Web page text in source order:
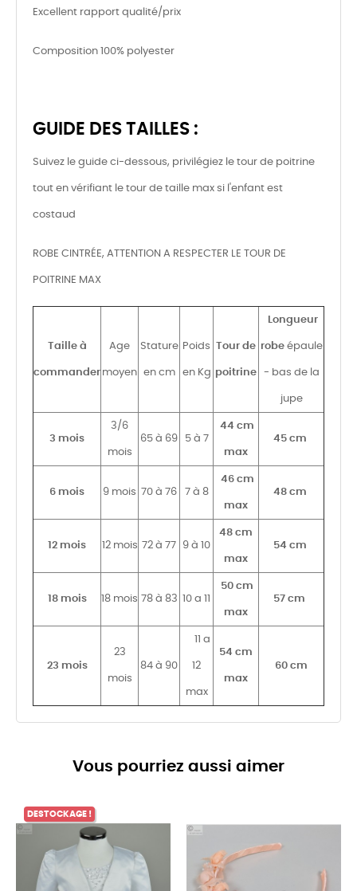
Excellent rapport qualité/prix
Composition 100% polyester
GUIDE DES TAILLES :
Suivez le guide ci-dessous, privilégiez le tour de poitrine
tout en vérifiant le tour de taille max si l'enfant est
costaud
ROBE CINTRÉE, ATTENTION A RESPECTER LE TOUR DE
POITRINE MAX
Taille à
commander
Age
moyen
Stature
en cm
Poids
en Kg
Tour de
poitrine
Longueur
robe épaule
- bas de la
jupe
3 mois
3/6
mois
65 à 69 5 à 7
44 cm
max
45 cm
6 mois 9 mois 70 à 76 7 à 8
46 cm
max
48 cm
12 mois 12 mois 72 à 77 9 à 10
48 cm
max
54 cm
18 mois 18 mois 78 à 83 10 a 11
50 cm
max
57 cm
23 mois
23
mois
84 à 90
11 a
12
max
54 cm
max
60 cm
Vous pourriez aussi aimer
DESTOCKAGE !